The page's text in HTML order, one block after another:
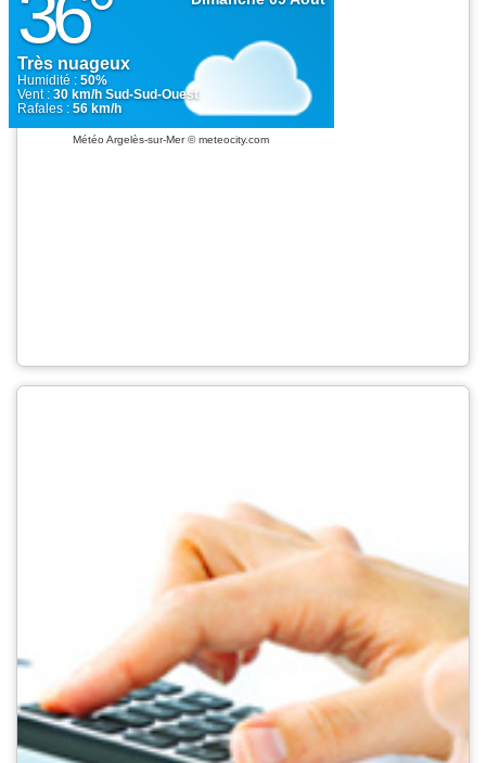
Météo Argelès-sur-Mer© meteocity.com